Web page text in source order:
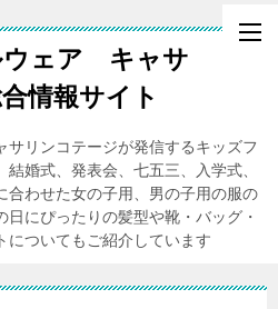
ウェア キャサ
情報サイト
サリンコテージが発信するキッズフ
婚式、発表会、七五三、入学式、
合わせた女の子用、男の子用の服の
にぴったりの髪型や靴・バッグ・
についてもご紹介しています